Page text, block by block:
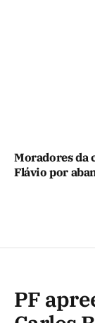
Moradores da
Flávio por
PF